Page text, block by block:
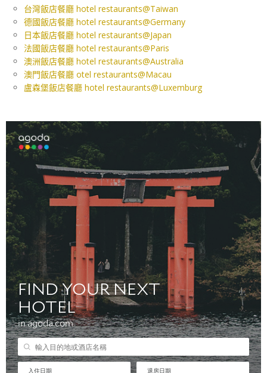
台灣飯店餐廳 hotel restaurants@Taiwan
德國飯店餐廳 hotel restaurants@Germany
日本飯店餐廳 hotel restaurants@Japan
法國飯店餐廳 hotel restaurants@Paris
澳洲飯店餐廳 hotel restaurants@Australia
澳門飯店餐廳 otel restaurants@Macau
盧森堡飯店餐廳 hotel restaurants@Luxemburg